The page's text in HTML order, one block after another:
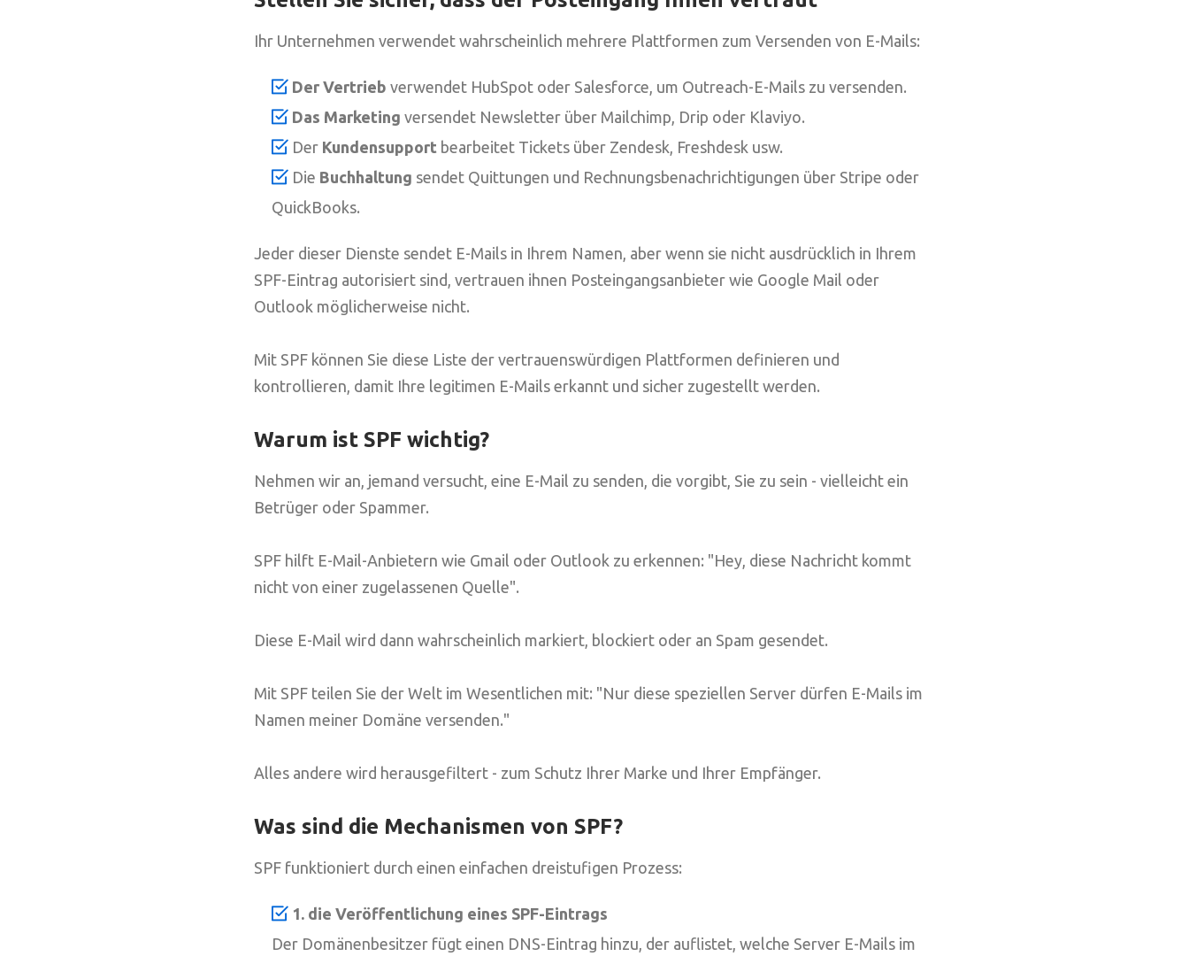
Ihr Unternehmen verwendet wahrscheinlich mehrere Plattformen zum Versenden von E-Mails:
Der Vertrieb verwendet HubSpot oder Salesforce, um Outreach-E-Mails zu versenden.
Das Marketing versendet Newsletter über Mailchimp, Drip oder Klaviyo.
Der Kundensupport bearbeitet Tickets über Zendesk, Freshdesk usw.
Die Buchhaltung sendet Quittungen und Rechnungsbenachrichtigungen über Stripe oder
QuickBooks.
Jeder dieser Dienste sendet E-Mails in Ihrem Namen, aber wenn sie nicht ausdrücklich in Ihrem
SPF-Eintrag autorisiert sind, vertrauen ihnen Posteingangsanbieter wie Google Mail oder
Outlook möglicherweise nicht.
Mit SPF können Sie diese Liste der vertrauenswürdigen Plattformen definieren und
kontrollieren, damit Ihre legitimen E-Mails erkannt und sicher zugestellt werden.
Warum ist SPF wichtig?
Nehmen wir an, jemand versucht, eine E-Mail zu senden, die vorgibt, Sie zu sein - vielleicht ein
Betrüger oder Spammer.
SPF hilft E-Mail-Anbietern wie Gmail oder Outlook zu erkennen: "Hey, diese Nachricht kommt
nicht von einer zugelassenen Quelle".
Diese E-Mail wird dann wahrscheinlich markiert, blockiert oder an Spam gesendet.
Mit SPF teilen Sie der Welt im Wesentlichen mit: "Nur diese speziellen Server dürfen E-Mails im
Namen meiner Domäne versenden."
Alles andere wird herausgefiltert - zum Schutz Ihrer Marke und Ihrer Empfänger.
Was sind die Mechanismen von SPF?
SPF funktioniert durch einen einfachen dreistufigen Prozess:
1. die Veröffentlichung eines SPF-Eintrags
Der Domänenbesitzer fügt einen DNS-Eintrag hinzu, der auflistet, welche Server E-Mails im